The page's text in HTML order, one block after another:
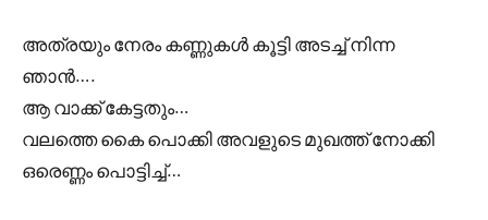
അത്രയും നേരം കണ്ണുകൾ കൂട്ടി അടച്ച് നിന്ന
ഞാൻ….
ആ വാക്ക് കേട്ടതും…
വലത്തെ കൈ പൊക്കി അവളുടെ മുഖത്ത് നോക്കി
ഒരെണ്ണം പൊട്ടിച്ച്…